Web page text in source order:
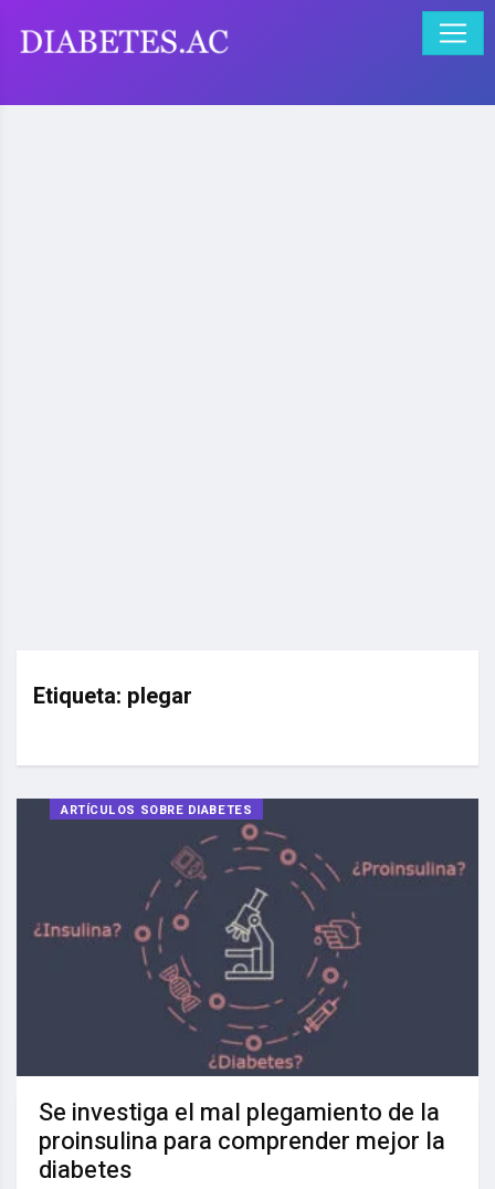
Etiqueta: plegar
ARTÍCULOS SOBRE DIABETES
Se investiga el mal plegamiento de la
proinsulina para comprender mejor la
diabetes